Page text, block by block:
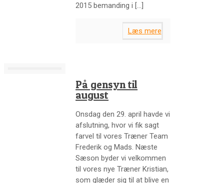
2015 bemanding i […]
Læs mere
På gensyn til
august
Onsdag den 29. april havde vi
afslutning, hvor vi fik sagt
farvel til vores Træner Team
Frederik og Mads. Næste
Sæson byder vi velkommen
til vores nye Træner Kristian,
som glæder sig til at blive en